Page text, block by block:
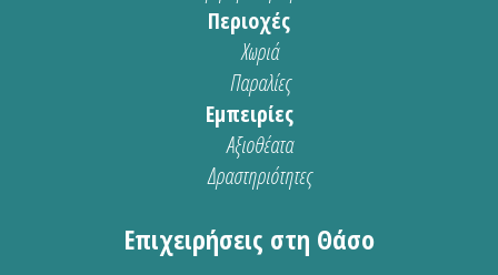
Περιοχές
Χωριά
Παραλίες
Εμπειρίες
Αξιοθέατα
Δραστηριότητες
Επιχειρήσεις στη Θάσο